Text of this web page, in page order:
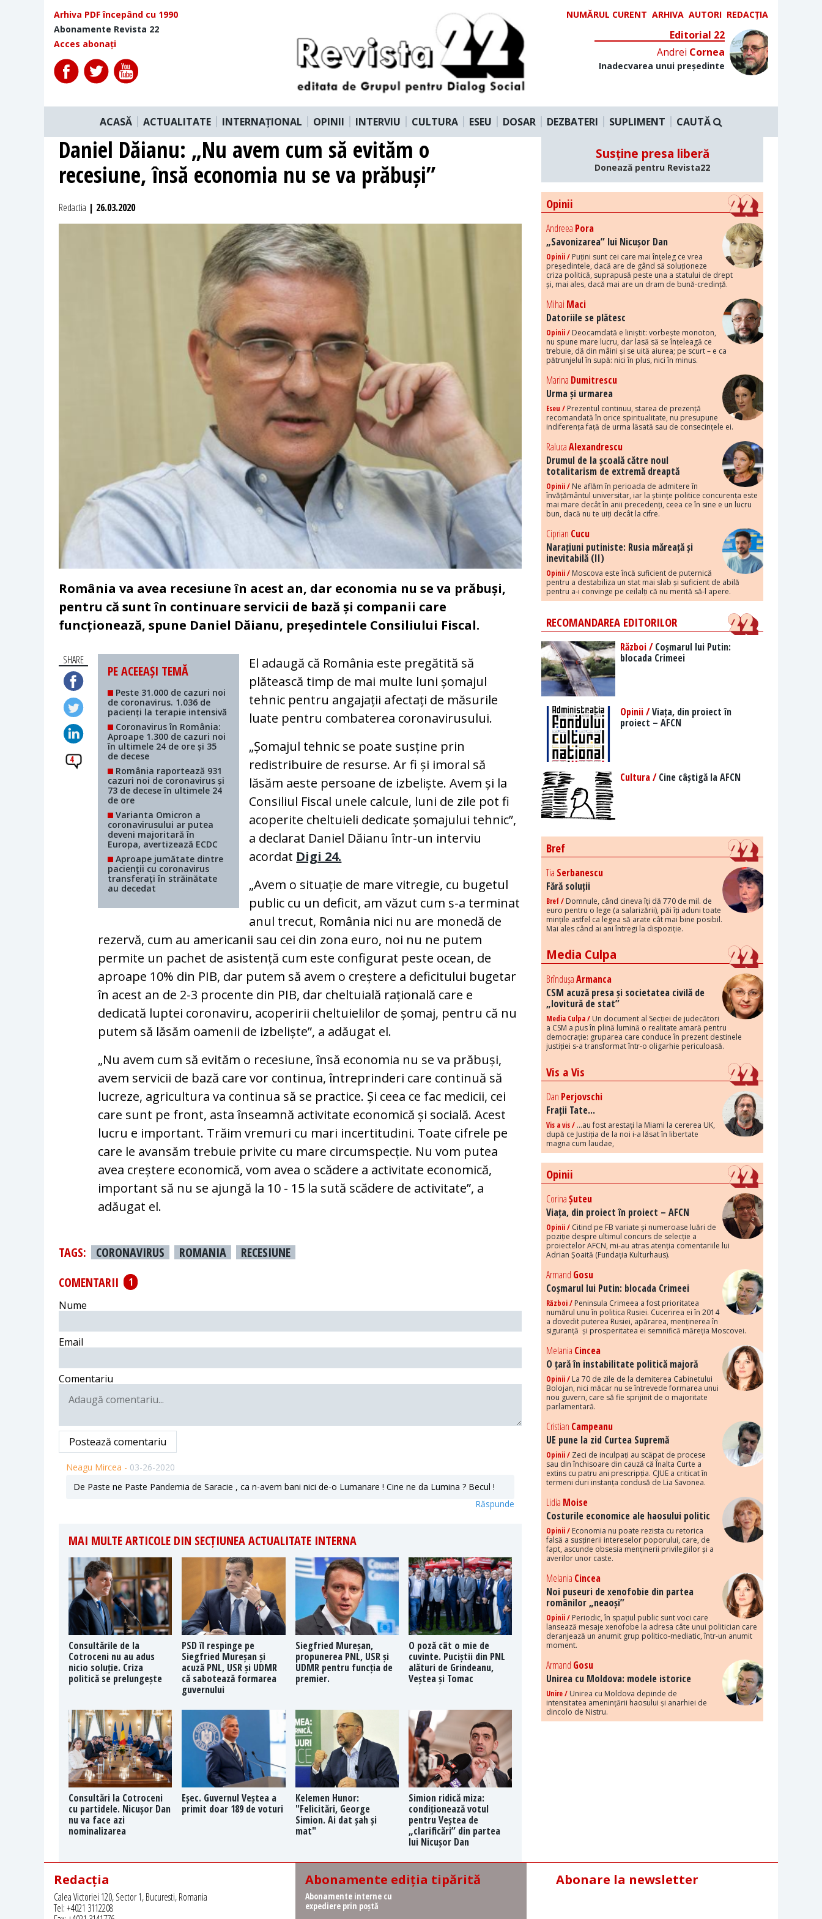
Arhiva PDF începând cu 1990
Abonamente Revista 22
Acces abonați
NUMĂRUL CURENT ARHIVA AUTORI REDACȚIA
Editorial 22
Andrei Cornea
Inadecvarea unui președinte
ACASĂ ACTUALITATE INTERNAȚIONAL OPINII INTERVIU CULTURA ESEU DOSAR DEZBATERI SUPLIMENT CAUTĂ
Daniel Dăianu: „Nu avem cum să evităm o
recesiune, însă economia nu se va prăbuși”
Redactia | 26.03.2020
România va avea recesiune în acest an, dar economia nu se va prăbuși,
pentru că sunt în continuare servicii de bază și companii care
funcționează, spune Daniel Dăianu, președintele Consiliului Fiscal.
SHARE
4
PE ACEEAȘI TEMĂ
Peste 31.000 de cazuri noi
de coronavirus. 1.036 de
pacienți la terapie intensivă
Coronavirus în România:
Aproape 1.300 de cazuri noi
în ultimele 24 de ore și 35
de decese
România raportează 931
cazuri noi de coronavirus și
73 de decese în ultimele 24
de ore
Varianta Omicron a
coronavirusului ar putea
deveni majoritară în
Europa, avertizează ECDC
Aproape jumătate dintre
pacienţii cu coronavirus
transferați în străinătate
au decedat
El adaugă că România este pregătită să
plătească timp de mai multe luni șomajul
tehnic pentru angajații afectați de măsurile
luate pentru combaterea coronavirusului.
„Șomajul tehnic se poate susține prin
redistribuire de resurse. Ar fi și imoral să
lăsăm aeste persoane de izbeliște. Avem și la
Consiliul Fiscal unele calcule, luni de zile pot fi
acoperite cheltuieli dedicate șomajului tehnic”,
a declarat Daniel Dăianu într-un interviu
acordat Digi 24.
„Avem o situație de mare vitregie, cu bugetul
public cu un deficit, am văzut cum s-a terminat
anul trecut, România nici nu are monedă de
rezervă, cum au americanii sau cei din zona euro, noi nu ne putem
permite un pachet de asistență cum este configurat peste ocean, de
aproape 10% din PIB, dar putem să avem o creștere a deficitului bugetar
în acest an de 2-3 procente din PIB, dar cheltuială rațională care e
dedicată luptei coronaviru, acoperirii cheltuielilor de șomaj, pentru că nu
putem să lăsăm oamenii de izbeliște”, a adăugat el.
„Nu avem cum să evităm o recesiune, însă economia nu se va prăbuși,
avem servicii de bază care vor continua, întreprinderi care continuă să
lucreze, agricultura va continua să se practice. Și ceea ce fac medicii, cei
care sunt pe front, asta înseamnă activitate economică și socială. Acest
lucru e important. Trăim vremuri cu mari incertitudini. Toate cifrele pe
care le avansăm trebuie privite cu mare circumspecție. Nu vom putea
avea creștere economică, vom avea o scădere a activitate economică,
important să nu se ajungă la 10 - 15 la sută scădere de activitate”, a
adăugat el.
TAGS: CORONAVIRUS ROMANIA
RECESIUNE
COMENTARII
1
Nume
Email
Comentariu
Postează comentariu
Neagu Mircea - 03-26-2020
De Paste ne Paste Pandemia de Saracie , ca n-avem bani nici de-o Lumanare ! Cine ne da Lumina ? Becul !
Răspunde
MAI MULTE ARTICOLE DIN SECȚIUNEA ACTUALITATE INTERNA
Consultările de la
Cotroceni nu au adus
nicio soluție. Criza
politică se prelungește
PSD îl respinge pe
Siegfried Mureșan și
acuză PNL, USR și UDMR
că sabotează formarea
guvernului
Siegfried Mureșan,
propunerea PNL, USR și
UDMR pentru funcția de
premier.
O poză cât o mie de
cuvinte. Puciștii din PNL
alături de Grindeanu,
Veștea și Tomac
Consultări la Cotroceni
cu partidele. Nicușor Dan
nu va face azi
nominalizarea
Eșec. Guvernul Veștea a
primit doar 189 de voturi
Kelemen Hunor:
"Felicitări, George
Simion. Ai dat șah și
mat"
Simion ridică miza:
condiționează votul
pentru Veștea de
„clarificări” din partea
lui Nicușor Dan
Susține presa liberă
Donează pentru Revista22
Opinii
Andreea Pora
„Savonizarea” lui Nicușor Dan
Opinii / Puțini sunt cei care mai înțeleg ce vrea
președintele, dacă are de gând să soluționeze
criza politică, suprapusă peste una a statului de drept
și, mai ales, dacă mai are un dram de bună-credință.
Mihai Maci
Datoriile se plătesc
Opinii / Deocamdată e liniștit: vorbește monoton,
nu spune mare lucru, dar lasă să se înțeleagă ce
trebuie, dă din mâini și se uită aiurea; pe scurt – e ca
pătrunjelul în supă: nici în plus, nici în minus.
Marina Dumitrescu
Urma și urmarea
Eseu / Prezentul continuu, starea de prezență
recomandată în orice spiritualitate, nu presupune
indiferența față de urma lăsată sau de consecințele ei.
RalucaAlexandrescu
Drumul de la școală către noul
totalitarism de extremă dreaptă
Opinii / Ne aflăm în perioada de admitere în
învățământul universitar, iar la științe politice concurența este
mai mare decât în anii precedenți, ceea ce în sine e un lucru
bun, dacă nu te uiți decât la cifre.
Ciprian Cucu
Narațiuni putiniste: Rusia măreață și
inevitabilă (II)
Opinii / Moscova este încă suficient de puternică
pentru a destabiliza un stat mai slab și suficient de abilă
pentru a-i convinge pe ceilalți că nu merită să-l apere.
RECOMANDAREA EDITORILOR
Război /Coșmarul lui Putin:
blocada Crimeei
Opinii /Viața, din proiect în
proiect – AFCN
Cultura /Cine câștigă la AFCN
Bref
Tia Serbanescu
Fără soluții
Bref / Domnule, când cineva îți dă 770 de mil. de
euro pentru o lege (a salarizării), păi îți aduni toate
mințile astfel ca legea să arate cât mai bine posibil.
Mai ales când ai ani întregi la dispoziție.
Media Culpa
BrîndușaArmanca
CSM acuză presa și societatea civilă de
„lovitură de stat”
Media Culpa / Un document al Secției de judecători
a CSM a pus în plină lumină o realitate amară pentru
democrație: gruparea care conduce în prezent destinele
justiției s-a transformat într-o oligarhie periculoasă.
Vis a Vis
Dan Perjovschi
Frații Tate...
Vis a vis / ...au fost arestați la Miami la cererea UK,
după ce Justiția de la noi i-a lăsat în libertate
magna cum laudae,
Opinii
CorinaȘuteu
Viața, din proiect în proiect – AFCN
Opinii / Citind pe FB variate și numeroase luări de
poziție despre ultimul concurs de selecție a
proiectelor AFCN, mi-au atras atenția comentariile lui
Adrian Șoaită (Fundația Kulturhaus).
Armand Gosu
Coșmarul lui Putin: blocada Crimeei
Război / Peninsula Crimeea a fost prioritatea
numărul unu în politica Rusiei. Cucerirea ei în 2014
a dovedit puterea Rusiei, apărarea, menținerea în
siguranță și prosperitatea ei semnifică măreția Moscovei.
Melania Cincea
O țară în instabilitate politică majoră
Opinii / La 70 de zile de la demiterea Cabinetului
Bolojan, nici măcar nu se întrevede formarea unui
nou guvern, care să fie sprijinit de o majoritate
parlamentară.
Cristian Campeanu
UE pune la zid Curtea Supremă
Opinii / Zeci de inculpați au scăpat de procese
sau din închisoare din cauză că Înalta Curte a
extins cu patru ani prescripția. CJUE a criticat în
termeni duri instanța condusă de Lia Savonea.
Lidia Moise
Costurile economice ale haosului politic
Opinii / Economia nu poate rezista cu retorica
falsă a susținerii intereselor poporului, care, de
fapt, ascunde obsesia menținerii privilegiilor și a
averilor unor caste.
Melania Cincea
Noi puseuri de xenofobie din partea
românilor „neaoși”
Opinii / Periodic, în spațiul public sunt voci care
lansează mesaje xenofobe la adresa câte unui politician care
deranjează un anumit grup politico-mediatic, într-un anumit
moment.
Armand Gosu
Unirea cu Moldova: modele istorice
Unire / Unirea cu Moldova depinde de
intensitatea amenințării haosului și anarhiei de
dincolo de Nistru.
Redacția
Calea Victoriei 120, Sector 1, Bucuresti, Romania
Tel: +4021 3112208
Abonamente ediția tipărită
Abonamente interne cu
expediere prin poștă
Abonare la newsletter